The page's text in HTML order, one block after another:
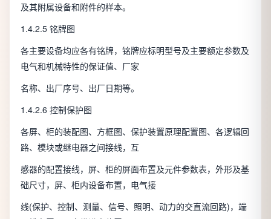
及其附属设备和附件的样本。
1.4.2.5 铭牌图
各主要设备均应各有铭牌，铭牌应标明型号及主要额定参数及
电气和机械特性的保证值、厂家
名称、出厂序号、出厂日期等。
1.4.2.6 控制保护图
各屏、柜的装配图、方框图、保护装置原理配置图、各逻辑回
路、模块或继电器之间接线，互
感器的配置接线，屏、柜的屏面布置及元件参数表，外形及基
础尺寸，屏、柜内设备布置，电气接
线(保护、控制、测量、信号、照明、动力的交直流回路)，端